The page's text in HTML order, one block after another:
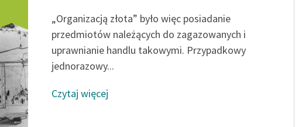
„Organizacją złota” było więc posiadanie
przedmiotów należących do zagazowanych i
uprawnianie handlu takowymi. Przypadkowy
jednorazowy...
Czytaj więcej